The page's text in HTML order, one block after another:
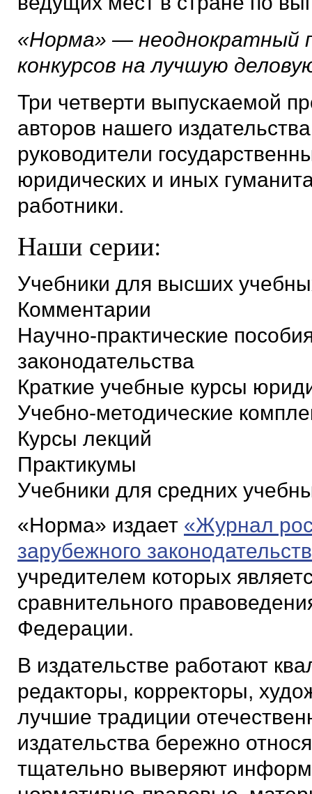
«Норма» — неоднократный
конкурсов на лучшую
Три четверти выпускаемой
авторов нашего
руководители
юридических и иных
работники.
Наши серии:
Учебники для высших
Комментарии
Научно-практические
законодательства
Краткие учебные курсы
Учебно-методические
Курсы лекций
Практикумы
Учебники для средних
«Норма» издает «Журнал
зарубежного
учредителем которых
сравнительного
Федерации.
В издательстве работают
редакторы, корректоры,
лучшие традиции
издательства бережно
тщательно выверяют